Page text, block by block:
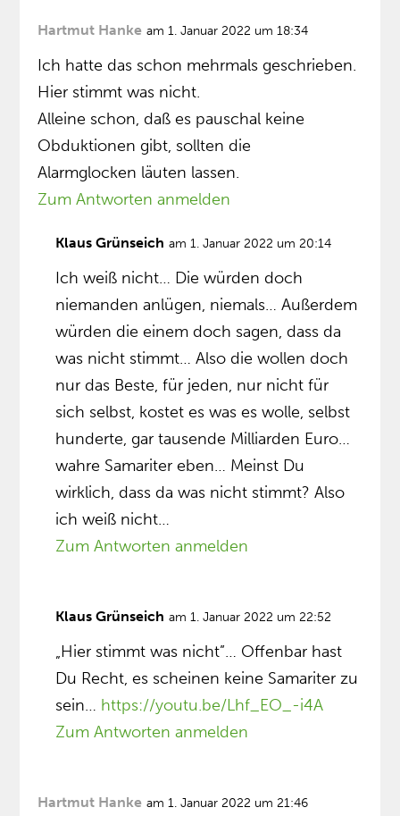
Hartmut Hanke am 1. Januar 2022 um 18:34
Ich hatte das schon mehrmals geschrieben.
Hier stimmt was nicht.
Alleine schon, daß es pauschal keine
Obduktionen gibt, sollten die
Alarmglocken läuten lassen.
Zum Antworten anmelden
Klaus Grünseich am 1. Januar 2022 um 20:14
Ich weiß nicht… Die würden doch
niemanden anlügen, niemals… Außerdem
würden die einem doch sagen, dass da
was nicht stimmt… Also die wollen doch
nur das Beste, für jeden, nur nicht für
sich selbst, kostet es was es wolle, selbst
hunderte, gar tausende Milliarden Euro…
wahre Samariter eben… Meinst Du
wirklich, dass da was nicht stimmt? Also
ich weiß nicht…
Zum Antworten anmelden
Klaus Grünseich am 1. Januar 2022 um 22:52
„Hier stimmt was nicht”… Offenbar hast
Du Recht, es scheinen keine Samariter zu
sein… https://youtu.be/Lhf_EO_-i4A
Zum Antworten anmelden
Hartmut Hanke am 1. Januar 2022 um 21:46